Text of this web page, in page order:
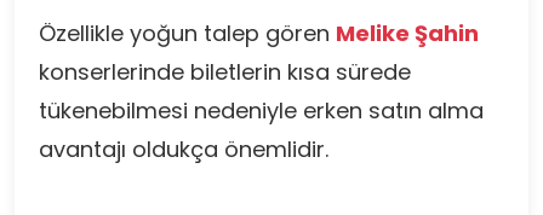
Özellikle yoğun talep gören Melike Şahin
konserlerinde biletlerin kısa sürede
tükenebilmesi nedeniyle erken satın alma
avantajı oldukça önemlidir.